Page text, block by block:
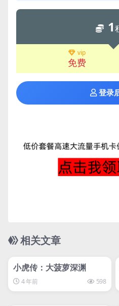
1
vip
免费
登录
相关文章
svip专属
小虎传：大菠萝深渊
4 年前 598